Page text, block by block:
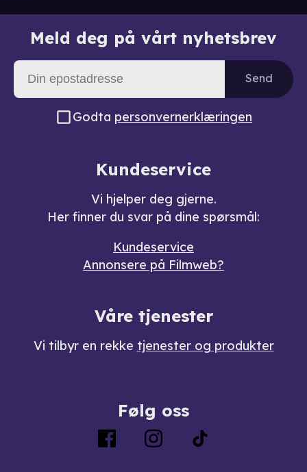
Meld deg på vårt nyhetsbrev
Send
Godta personvernerklæringen
Kundeservice
Vi hjelper deg gjerne.
Her finner du svar på dine spørsmål:
Kundeservice
Annonsere på Filmweb?
Våre tjenester
Vi tilbyr en rekke tjenester og produkter
Følg oss